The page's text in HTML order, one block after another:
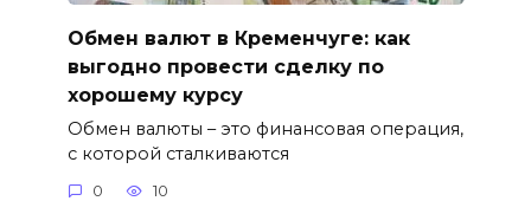
Обмен валют в Кременчуге: как
выгодно провести сделку по
хорошему курсу
Обмен валюты – это финансовая операция,
с которой сталкиваются
0 10